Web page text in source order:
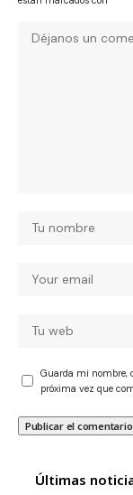
Guarda mi nombre,
próxima vez que
Últimas